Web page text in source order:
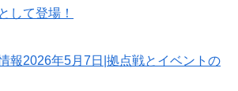
して登場！
報2026年5月7日|拠点戦とイベントの